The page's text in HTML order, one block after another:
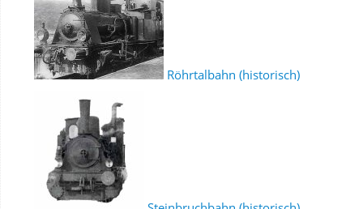
Röhrtalbahn (historisch)